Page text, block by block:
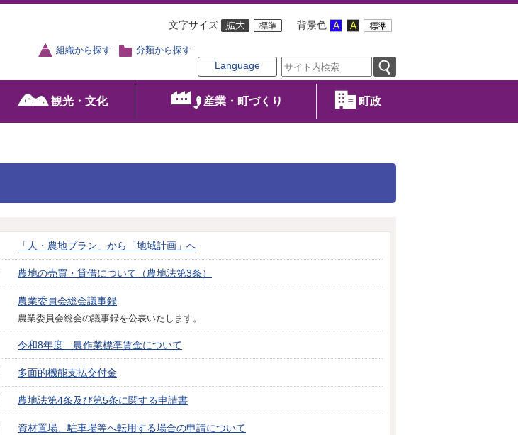
文字サイズ 背景色
組織から探す 分類から探す
Language
観光・文化 産業・町づくり 町政
「人・農地プラン」から「地域計画」へ
農地の売買・貸借について（農地法第3条）
農業委員会総会議事録
農業委員会総会の議事録を公表いたします。
令和8年度 農作業標準賃金について
多面的機能支払交付金
農地法第4条及び第5条に関する申請書
資材置場、駐車場等へ転用する場合の申請について